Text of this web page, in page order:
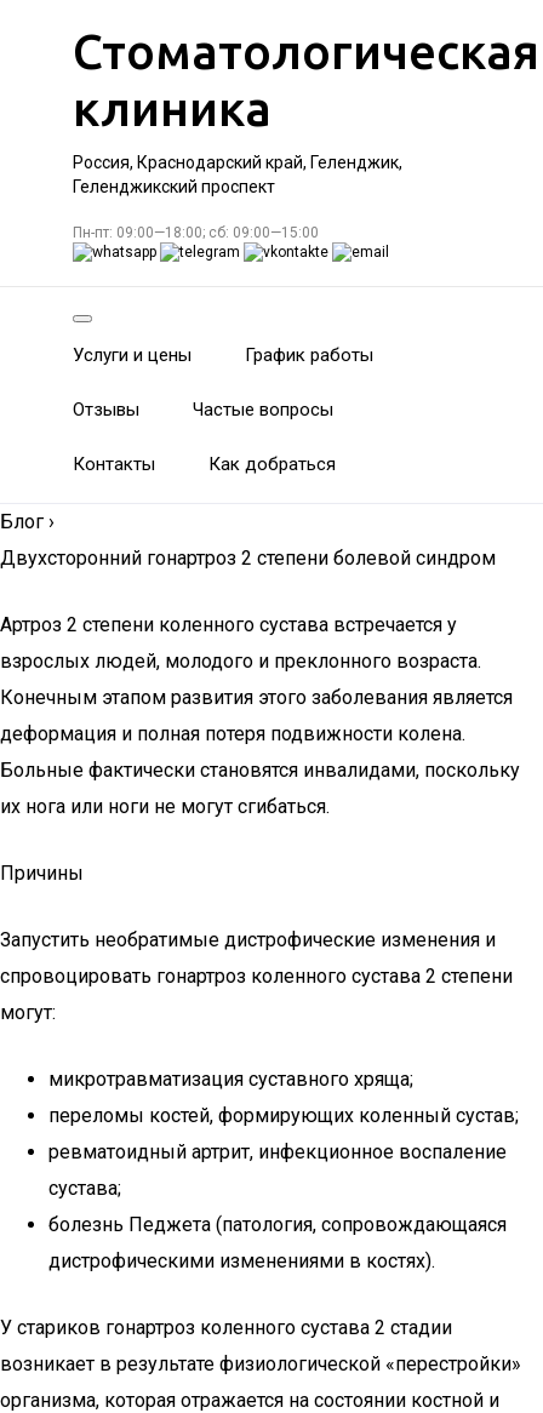
Стоматологическая
клиника
Россия, Краснодарский край, Геленджик,
Геленджикский проспект
Пн-пт: 09:00—18:00; сб: 09:00—15:00
Услуги и цены График работы
Отзывы Частые вопросы
Контакты Как добраться
Блог ›
Двухсторонний гонартроз 2 степени болевой синдром
Артроз 2 степени коленного сустава встречается у
взрослых людей, молодого и преклонного возраста.
Конечным этапом развития этого заболевания является
деформация и полная потеря подвижности колена.
Больные фактически становятся инвалидами, поскольку
их нога или ноги не могут сгибаться.
Причины
Запустить необратимые дистрофические изменения и
спровоцировать гонартроз коленного сустава 2 степени
могут:
микротравматизация суставного хряща;
переломы костей, формирующих коленный сустав;
ревматоидный артрит, инфекционное воспаление
сустава;
болезнь Педжета (патология, сопровождающаяся
дистрофическими изменениями в костях).
У стариков гонартроз коленного сустава 2 стадии
возникает в результате физиологической «перестройки»
организма, которая отражается на состоянии костной и